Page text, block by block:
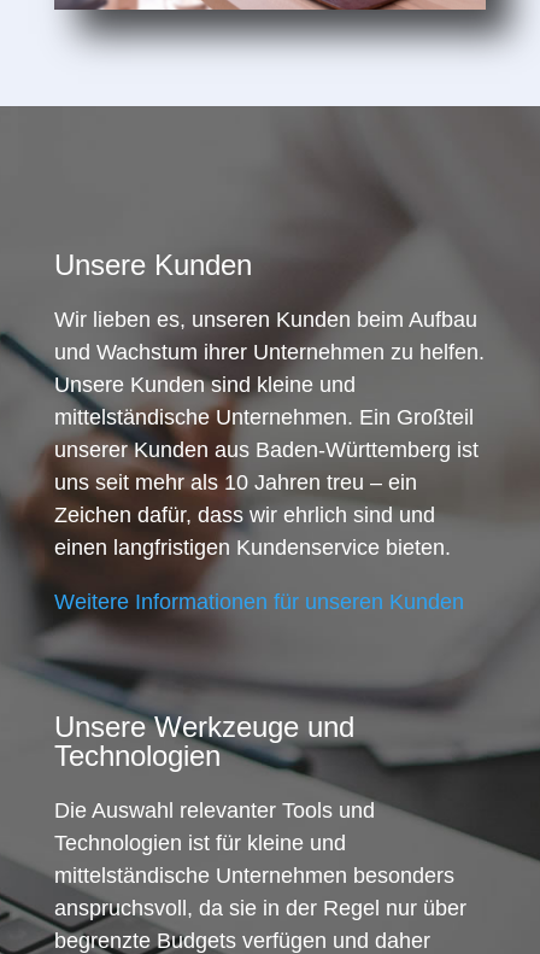
Unsere Kunden
Wir lieben es, unseren Kunden beim Aufbau
und Wachstum ihrer Unternehmen zu helfen.
Unsere Kunden sind kleine und
mittelständische Unternehmen. Ein Großteil
unserer Kunden aus Baden-Württemberg ist
uns seit mehr als 10 Jahren treu – ein
Zeichen dafür, dass wir ehrlich sind und
einen langfristigen Kundenservice bieten.
Weitere Informationen für unseren Kunden
Unsere Werkzeuge und
Technologien
Die Auswahl relevanter Tools und
Technologien ist für kleine und
mittelständische Unternehmen besonders
anspruchsvoll, da sie in der Regel nur über
begrenzte Budgets verfügen und daher